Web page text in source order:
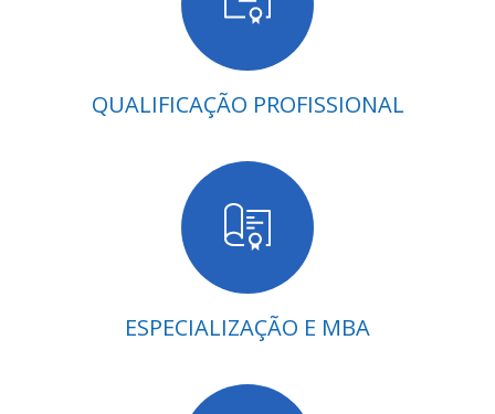
QUALIFICAÇÃO PROFISSIONAL
ESPECIALIZAÇÃO E MBA